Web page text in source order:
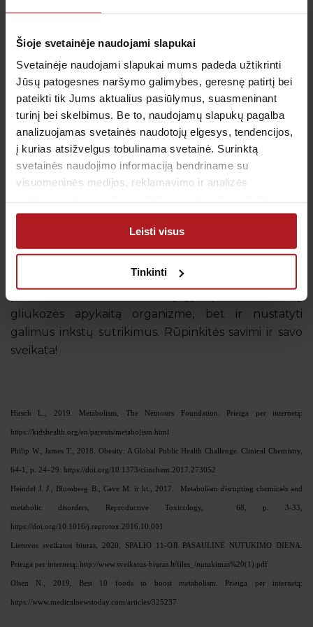
Šioje svetainėje naudojami slapukai
Svetainėje naudojami slapukai mums padeda užtikrinti
Jūsų patogesnes naršymo galimybes, geresnę patirtį bei
pateikti tik Jums aktualius pasiūlymus, suasmeninant
turinį bei skelbimus. Be to, naudojamų slapukų pagalba
analizuojamas svetainės naudotojų elgesys, tendencijos,
į kurias atsižvelgus tobulinama svetainė. Surinktą
svetainės naudojimo informaciją bendriname su
visuomeninės medijos, reklamavimo ir analizės
arba naudojant paslaugas surinktos informacijos.
Leisti visus
Tinkinti
junginys – kapsaicinas. Tyrimais įrodyta, kad
kapsaicinas gali pagreitinti medžiagų apykaitą,
padidindamas riebalų deginimo greitį ir
sumažindamas apetitą.
5.Brokoliai– juose gausu medžiagos, vadinamos
gliukorafaninu, kuris padeda pagreitinti medžiagų
apykaitą, sureguliuoti riebalų kiekį kraujyje bei
sumažinti daugelio su amžiumi susijusių ligų riziką
[5].
rekomenduojame reguliariai atlikti profilaktinius
medžiagų apykaitos tyrimus. Tokie tyrimai padeda
gliukozės apykaitą organizme, bet ir nustatyti
galimus inkstų sutrikimus. Rūpinkitės savimi ir savo
sveikata!
Hirsch L., 2019. Metabolism, The Nemours Foundation. Prieiga per internetą:
https://kidshealth.org/en/parents/metabolism.html
Philip W., James T., 2018. Obesity: A Global Public Health Challenge. Clinical Chemistry,
64-1, p. 24–29. https://doi.org/10.1373/clinchem.2017.273052
Heindel J. J., Blumberg B., Cave M. ir kt., 2017. Metabolism disrupting chemicals and
metabolic disorders, Reproductive Toxicology, 68, p. 3-33,
https://doi.org/10.1016/j.reprotox.2016.10.001
Lietuvos sveikatos biuras, 2020, SPALIO 11-OJI PASAULINĖ NUTUKIMO DIENA.
Prieiga per internetą: http://www.sveikatos-biuras.lt/files_/nutukimas%20(1).pdf
Olsen N., 2019, Best 10 foods to boost metabolism. Prieiga per internetą:
https://www.medicalnewstoday.com/articles/325237